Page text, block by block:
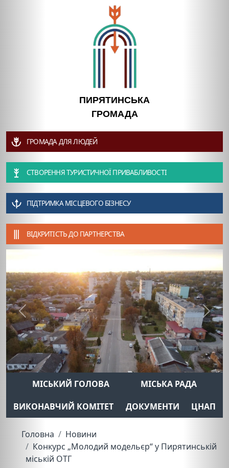
ПИРЯТИНСЬКА
ГРОМАДА
ГРОМАДА ДЛЯ ЛЮДЕЙ
СТВОРЕННЯ ТУРИСТИЧНОЇ ПРИВАБЛИВОСТІ
ПІДТРИМКА МІСЦЕВОГО БІЗНЕСУ
ВІДКРИТІСТЬ ДО ПАРТНЕРСТВА
Previous Next
МІСЬКИЙ ГОЛОВА
МІСЬКА РАДА
ВИКОНАВЧИЙ КОМІТЕТ
ДОКУМЕНТИ ЦНАП
Головна
Новини
Конкурс „Молодий модельєр“ у Пирятинській
міській ОТГ